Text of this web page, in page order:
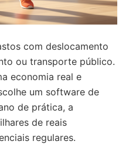
com deslocamento
ou transporte público.
economia real e
um software de
de prática, a
de reais
regulares.